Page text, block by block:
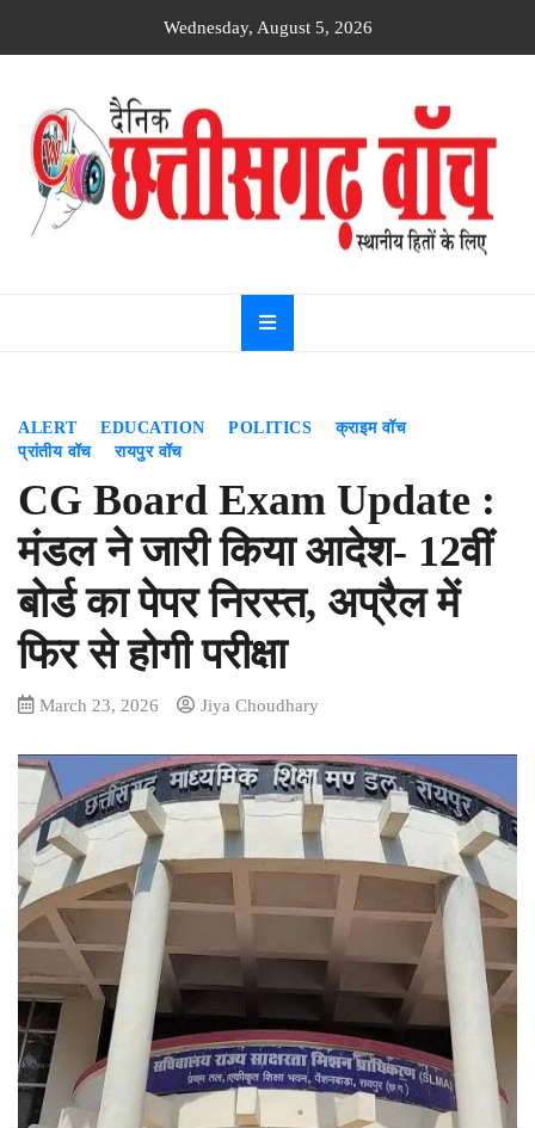
Wednesday, August 5, 2026
Dainik
Chhattisgarh
watch
ALERT EDUCATION POLITICS
क्राइम वॉच
प्रांतीय वॉच
रायपुर वॉच
CG Board Exam Update :
मंडल ने जारी किया आदेश- 12वीं
बोर्ड का पेपर निरस्त, अप्रैल में
फिर से होगी परीक्षा
March 23, 2026 Jiya Choudhary